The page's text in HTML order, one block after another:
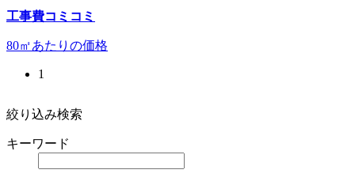
工事費コミコミ
80㎡あたりの価格
1
絞り込み検索
キーワード